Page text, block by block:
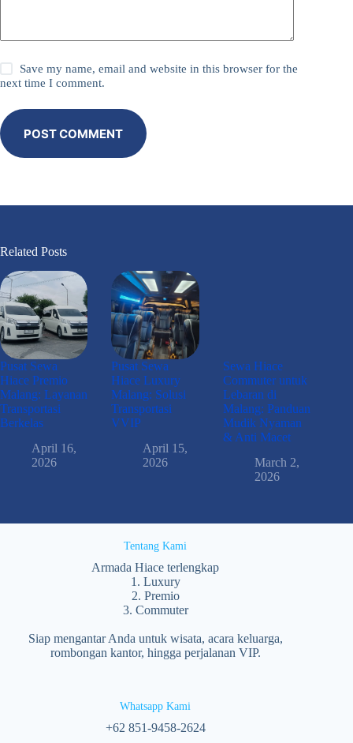
Save my name, email and website in this browser for the
next time I comment.
POST COMMENT
Related Posts
Pusat Sewa
Hiace Premio
Malang: Layanan
Transportasi
Berkelas
April 16,
2026
Pusat Sewa
Hiace Luxury
Malang: Solusi
Transportasi
VVIP
April 15,
2026
Sewa Hiace
Commuter untuk
Lebaran di
Malang: Panduan
Mudik Nyaman
& Anti Macet
March 2,
2026
Tentang Kami
Armada Hiace terlengkap
1. Luxury
2. Premio
3. Commuter
Siap mengantar Anda untuk wisata, acara keluarga,
rombongan kantor, hingga perjalanan VIP.
Whatsapp Kami
‪+62 851‑9458‑2624‬